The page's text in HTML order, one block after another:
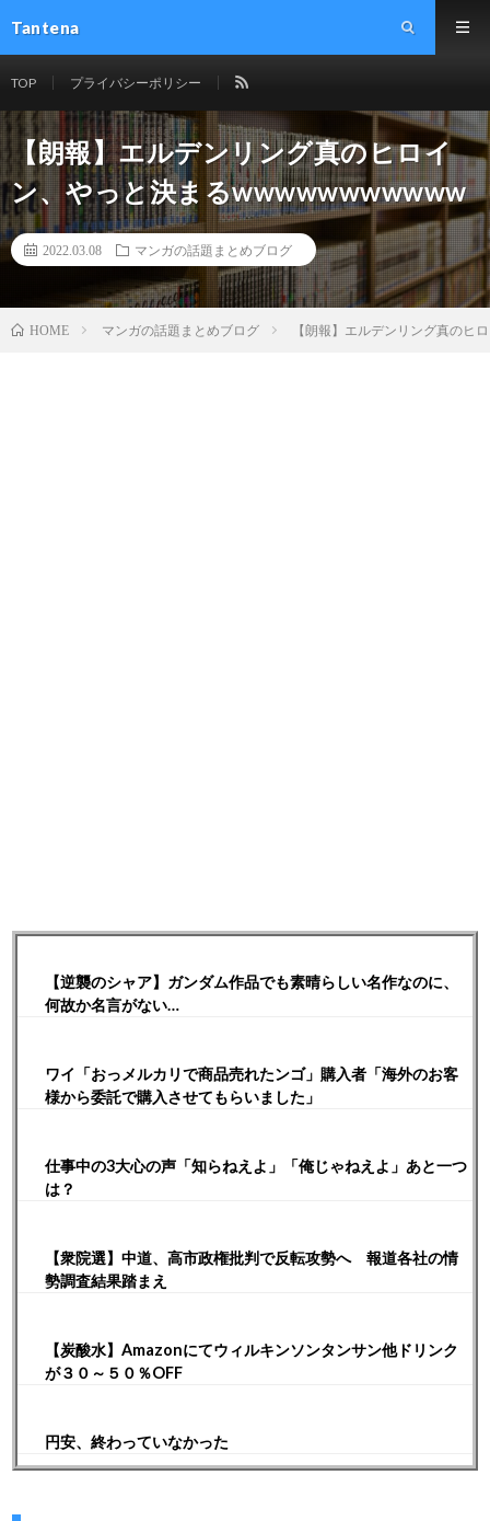
Tantena
TOP プライバシーポリシー
【朗報】エルデンリング真のヒロイ
ン、やっと決まるwwwwwwwwwww
2022.03.08 マンガの話題まとめブログ
HOME マンガの話題まとめブログ 【朗報】エルデンリング真のヒ
【逆襲のシャア】ガンダム作品でも素晴らしい名作なのに、
何故か名言がない…
ワイ「おっメルカリで商品売れたンゴ」購入者「海外のお客
様から委託で購入させてもらいました」
仕事中の3大心の声「知らねえよ」「俺じゃねえよ」あと一つ
は？
【衆院選】中道、高市政権批判で反転攻勢へ 報道各社の情
勢調査結果踏まえ
【炭酸水】Amazonにてウィルキンソンタンサン他ドリンク
が３０～５０％OFF
円安、終わっていなかった